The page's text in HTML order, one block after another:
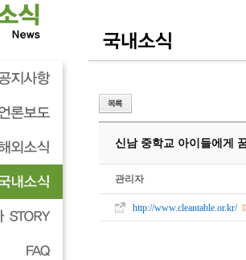
신남 중학교 아이들에게
관리자
http://www.cleantable.or.kr/